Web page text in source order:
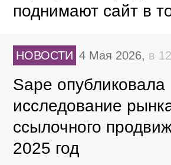
поднимают сайт в
НОВОСТИ 4 Мая 2026, в
Sape опубликовала
исследование
ссылочного
2025 год